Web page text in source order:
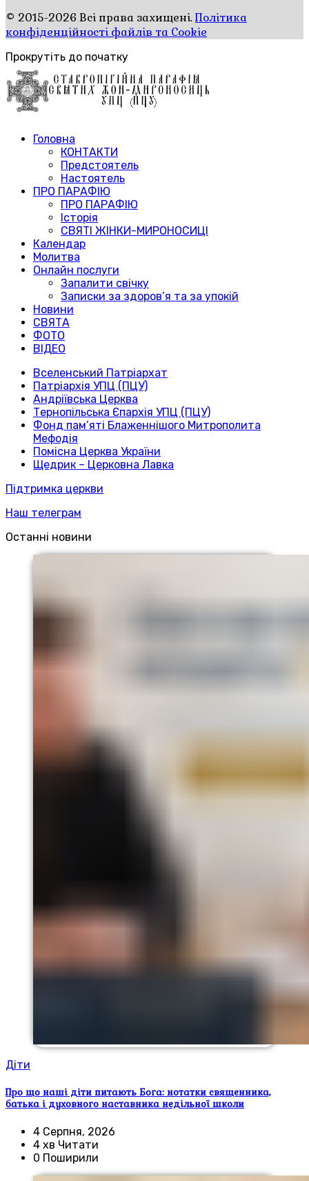
© 2015-2026 Всі права захищені.Політика
конфіденційності файлів та Cookie
Прокрутіть до початку
Головна
КОНТАКТИ
Предстоятель
Настоятель
ПРО ПАРАФІЮ
ПРО ПАРАФІЮ
Історія
СВЯТІ ЖІНКИ-МИРОНОСИЦІ
Календар
Молитва
Онлайн послуги
Запалити свічку
Записки за здоров’я та за упокій
Новини
СВЯТА
ФОТО
ВІДЕО
Вселенський Патріархат
Патріархія УПЦ (ПЦУ)
Андріївська Церква
Тернопільська Єпархія УПЦ (ПЦУ)
Фонд пам’яті Блаженнішого Митрополита
Мефодія
Помісна Церква України
Щедрик – Церковна Лавка
Підтримка церкви
Наш телеграм
Останні новини
Діти
Про що наші діти питають Бога: нотатки священника,
батька і духовного наставника недільної школи
4 Серпня, 2026
4 хв Читати
0 Поширили